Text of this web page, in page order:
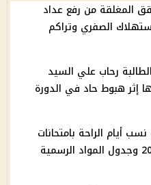
المغلقة من رفع عداد
الصفري وتراكم
رحاب علي السيد
إثر هبوط حاد في الدورة
أيام الراحة بامتحانات